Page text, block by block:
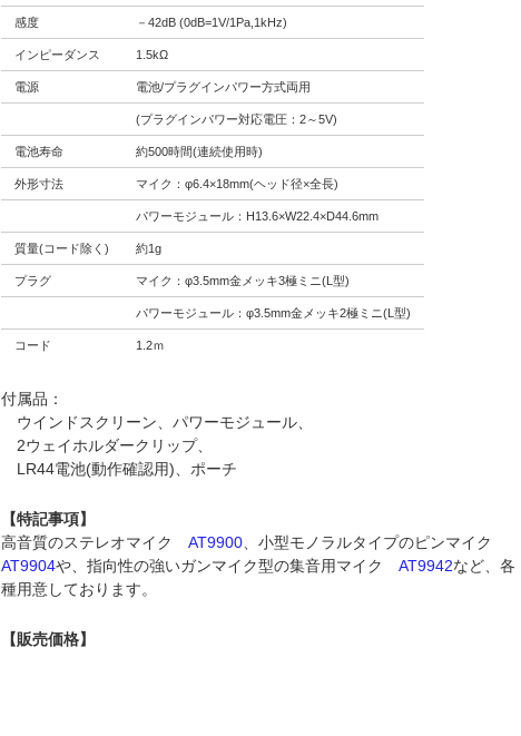
感度 －42dB (0dB=1V/1Pa,1kHz)
インピーダンス 1.5kΩ
電源 電池/プラグインパワー方式両用
(プラグインパワー対応電圧：2～5V)
電池寿命 約500時間(連続使用時)
外形寸法 マイク：φ6.4×18mm(ヘッド径×全長)
パワーモジュール：H13.6×W22.4×D44.6mm
質量(コード除く) 約1g
プラグ マイク：φ3.5mm金メッキ3極ミニ(L型)
パワーモジュール：φ3.5mm金メッキ2極ミニ(L型)
コード 1.2ｍ
付属品：
ウインドスクリーン、パワーモジュール、
2ウェイホルダークリップ、
LR44電池(動作確認用)、ポーチ
【特記事項】
高音質のステレオマイクAT9900、小型モノラルタイプのピンマイク
AT9904や、指向性の強いガンマイク型の集音用マイクAT9942など、各
種用意しております。
【販売価格】